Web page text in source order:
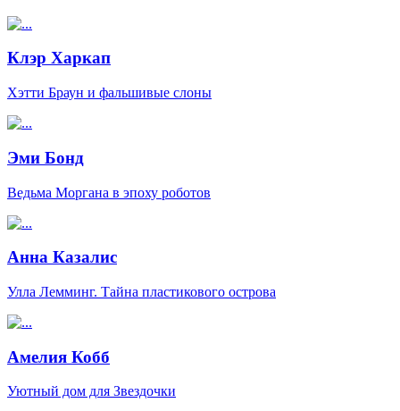
Клэр Харкап
Хэтти Браун и фальшивые слоны
Эми Бонд
Ведьма Моргана в эпоху роботов
Анна Казалис
Улла Лемминг. Тайна пластикового острова
Амелия Кобб
Уютный дом для Звездочки